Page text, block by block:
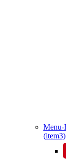
Menu-
(item3)